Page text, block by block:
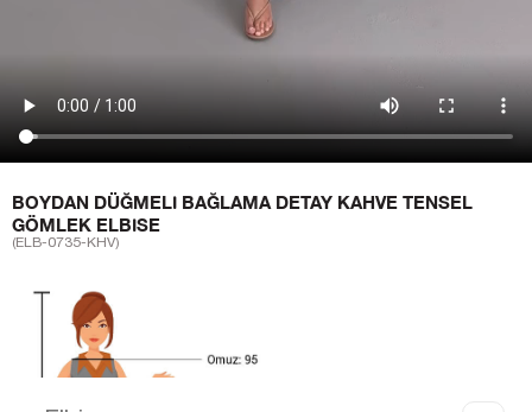
BOYDAN DÜĞMELI BAĞLAMA DETAY KAHVE TENSEL
GÖMLEK ELBISE
(ELB-0735-KHV)